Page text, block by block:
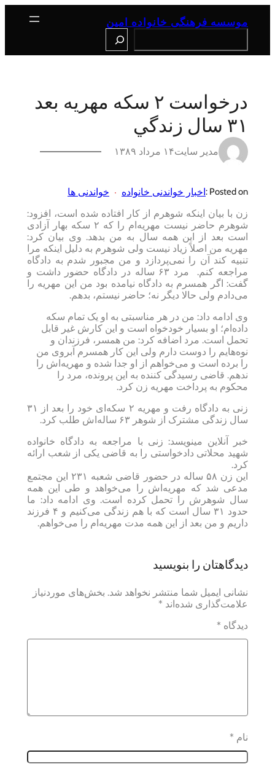
موسسه فرهنگی خانواده امین
درخواست ۲ سكه مهريه بعد
۳۱ سال زندگي
مدیر سایت۱۴ مرداد ۱۳۸۹
Posted on : اخبار خواندنی خانواده
خواندنی ها
زن با بیان اینکه شوهرم از کار افتاده شده است، افزود:
شوهرم حاضر نیست مهریه‌ام را که ۲ سکه بهار آزادی
است بعد از این همه سال به من بدهد. وی بیان کرد:
مهریه من اصلاً زیاد نیست ولی شوهرم به دلیل اینکه مرا
تنبیه کند آن را نمی‌پردازد و من مجبور شدم به دادگاه
مراجعه کنم. مرد ۶۳ ساله در دادگاه حضور داشت و
گفت: اگر همسرم به دادگاه نیامده بود من این مهریه را
می‌دادم ولی حالا دیگر نه؛ حاضر نیستم، بدهم.
وی ادامه داد: من در هر مناسبتی به او یک تمام سکه
داده‌ام؛ او بسیار خودخواه است و این کارش غیر قابل
تحمل است. مرد اضافه کرد: من همسر، فرزندان و
نوه‌هایم را دوست دارم ولی این کار همسرم آبروی من
را برده است و می‌خواهم از او جدا شده و مهریه‌اش را
ندهم. قاضی رسیدگی کننده به این پرونده، مرد را
محکوم به پرداخت مهریه زن کرد.
زنی به دادگاه رفت و مهریه ۲ سکه‌ای خود را بعد از ۳۱
سال زندگی مشترک از شوهر ۶۳ ساله‌اش طلب کرد.
خبر آنلاین مینویسد: زنی با مراجعه به دادگاه خانواده
شهید محلاتی دادخواستی را به قاضی یکی از شعب ارائه
کرد.
این زن ۵۸ ساله در حضور قاضی شعبه ۲۳۱ این مجتمع
مدعی شد که مهریه‌اش را می‌خواهد و طی این همه
سال شوهرش را تحمل کرده است. وی ادامه داد: ما
حدود ۳۱ سال است که با هم زندگی می‌کنیم و ۴ فرزند
داریم و من بعد از این همه مدت مهریه‌ام را می‌خواهم.
دیدگاهتان را بنویسید
نشانی ایمیل شما منتشر نخواهد شد. بخش‌های موردنیاز
علامت‌گذاری شده‌اند *
دیدگاه *
نام *